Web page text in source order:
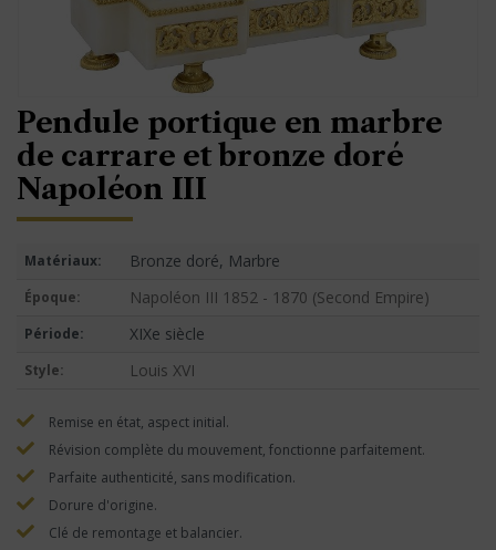
Pendule portique en marbre
de carrare et bronze doré
Napoléon III
Matériaux: Bronze doré, Marbre
Époque: Napoléon III 1852 - 1870 (Second Empire)
Période: XIXe siècle
Style: Louis XVI
Remise en état, aspect initial.
Révision complète du mouvement, fonctionne parfaitement.
Parfaite authenticité, sans modification.
Dorure d'origine.
Clé de remontage et balancier.